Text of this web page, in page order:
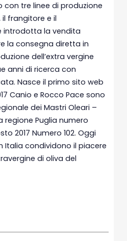
tre linee di produzione
frangitore e il
introdotta la vendita
la consegna diretta in
dell’extra vergine
anni di ricerca con
Nasce il primo sito web
Canio e Rocco Pace sono
dei Mastri Oleari –
regione Puglia numero
2017 Numero 102. Oggi
Italia condividono il piacere
di oliva del